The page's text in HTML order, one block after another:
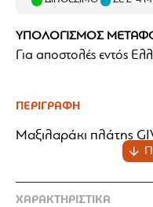
ΥΠΟΛΟΓΙΣΜΟΣ
Για αποστολές εντός
ΠΕΡΙΓΡΑΦΉ
Μαξιλαράκι πλάτης
ΧΑΡΑΚΤΗΡΙΣΤΙΚΆ